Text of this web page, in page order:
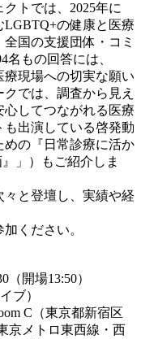
トでは、2025年に
LGBTQ+の健康と医療
国の支援団体・コミ
名もの回答には、
療現場への切実な願い
では、調査から見え
してつながれる医療
出演している啓発動
の『日常診療に活か
」）もご紹介しま
と登壇し、実績や経
ください。
（開場13:50）
ブ）
C（東京都新宿区
京メトロ東西線・西